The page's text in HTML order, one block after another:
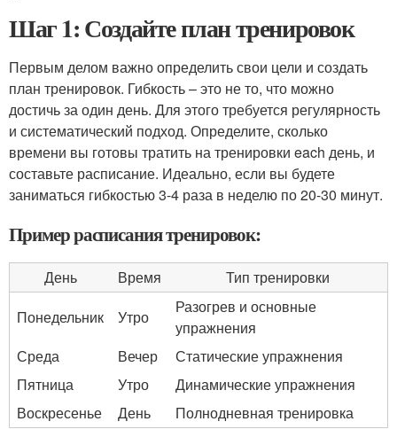
Шаг 1: Создайте план тренировок
Первым делом важно определить свои цели и создать
план тренировок. Гибкость – это не то, что можно
достичь за один день. Для этого требуется регулярность
и систематический подход. Определите, сколько
времени вы готовы тратить на тренировки each день, и
составьте расписание. Идеально, если вы будете
заниматься гибкостью 3-4 раза в неделю по 20-30 минут.
Пример расписания тренировок:
День Время
Тип тренировки
Понедельник
Утро
Разогрев и основные
упражнения
Среда
Вечер
Статические упражнения
Пятница
Утро
Динамические упражнения
Воскресенье
День Полнодневная тренировка